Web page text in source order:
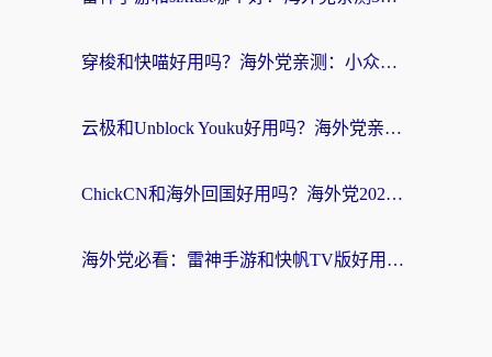
穿梭和快喵好用吗？海外党亲测：小众加速器对比+番茄加速器深度体验
云极和Unblock Youku好用吗？海外党亲测+2026回国加速器避坑指南
ChickCN和海外回国好用吗？海外党2026亲测：从手游到影音，选对加速器的3个关键
海外党必看：雷神手游和快帆TV版好用吗？3步选对回国加速器不踩坑